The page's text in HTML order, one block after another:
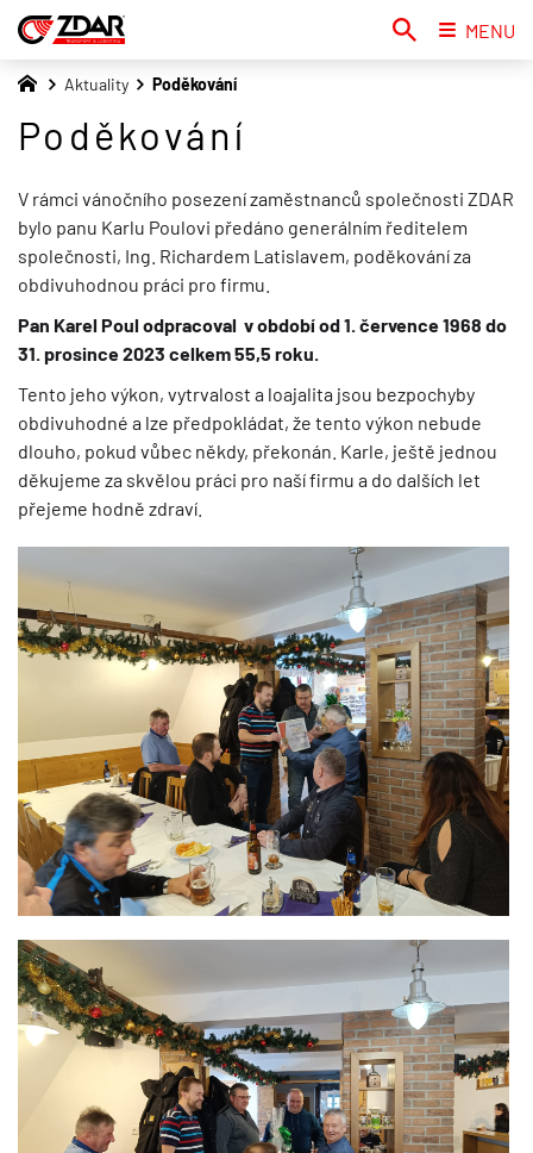
Aktuality Poděkování
Poděkování
V rámci vánočního posezení zaměstnanců společnosti ZDAR
bylo panu Karlu Poulovi předáno generálním ředitelem
společnosti, Ing. Richardem Latislavem, poděkování za
obdivuhodnou práci pro firmu.
Pan Karel Poul odpracoval v období od 1. července 1968 do
31. prosince 2023 celkem 55,5 roku.
Tento jeho výkon, vytrvalost a loajalita jsou bezpochyby
obdivuhodné a lze předpokládat, že tento výkon nebude
dlouho, pokud vůbec někdy, překonán. Karle, ještě jednou
děkujeme za skvělou práci pro naší firmu a do dalších let
přejeme hodně zdraví.
MENU